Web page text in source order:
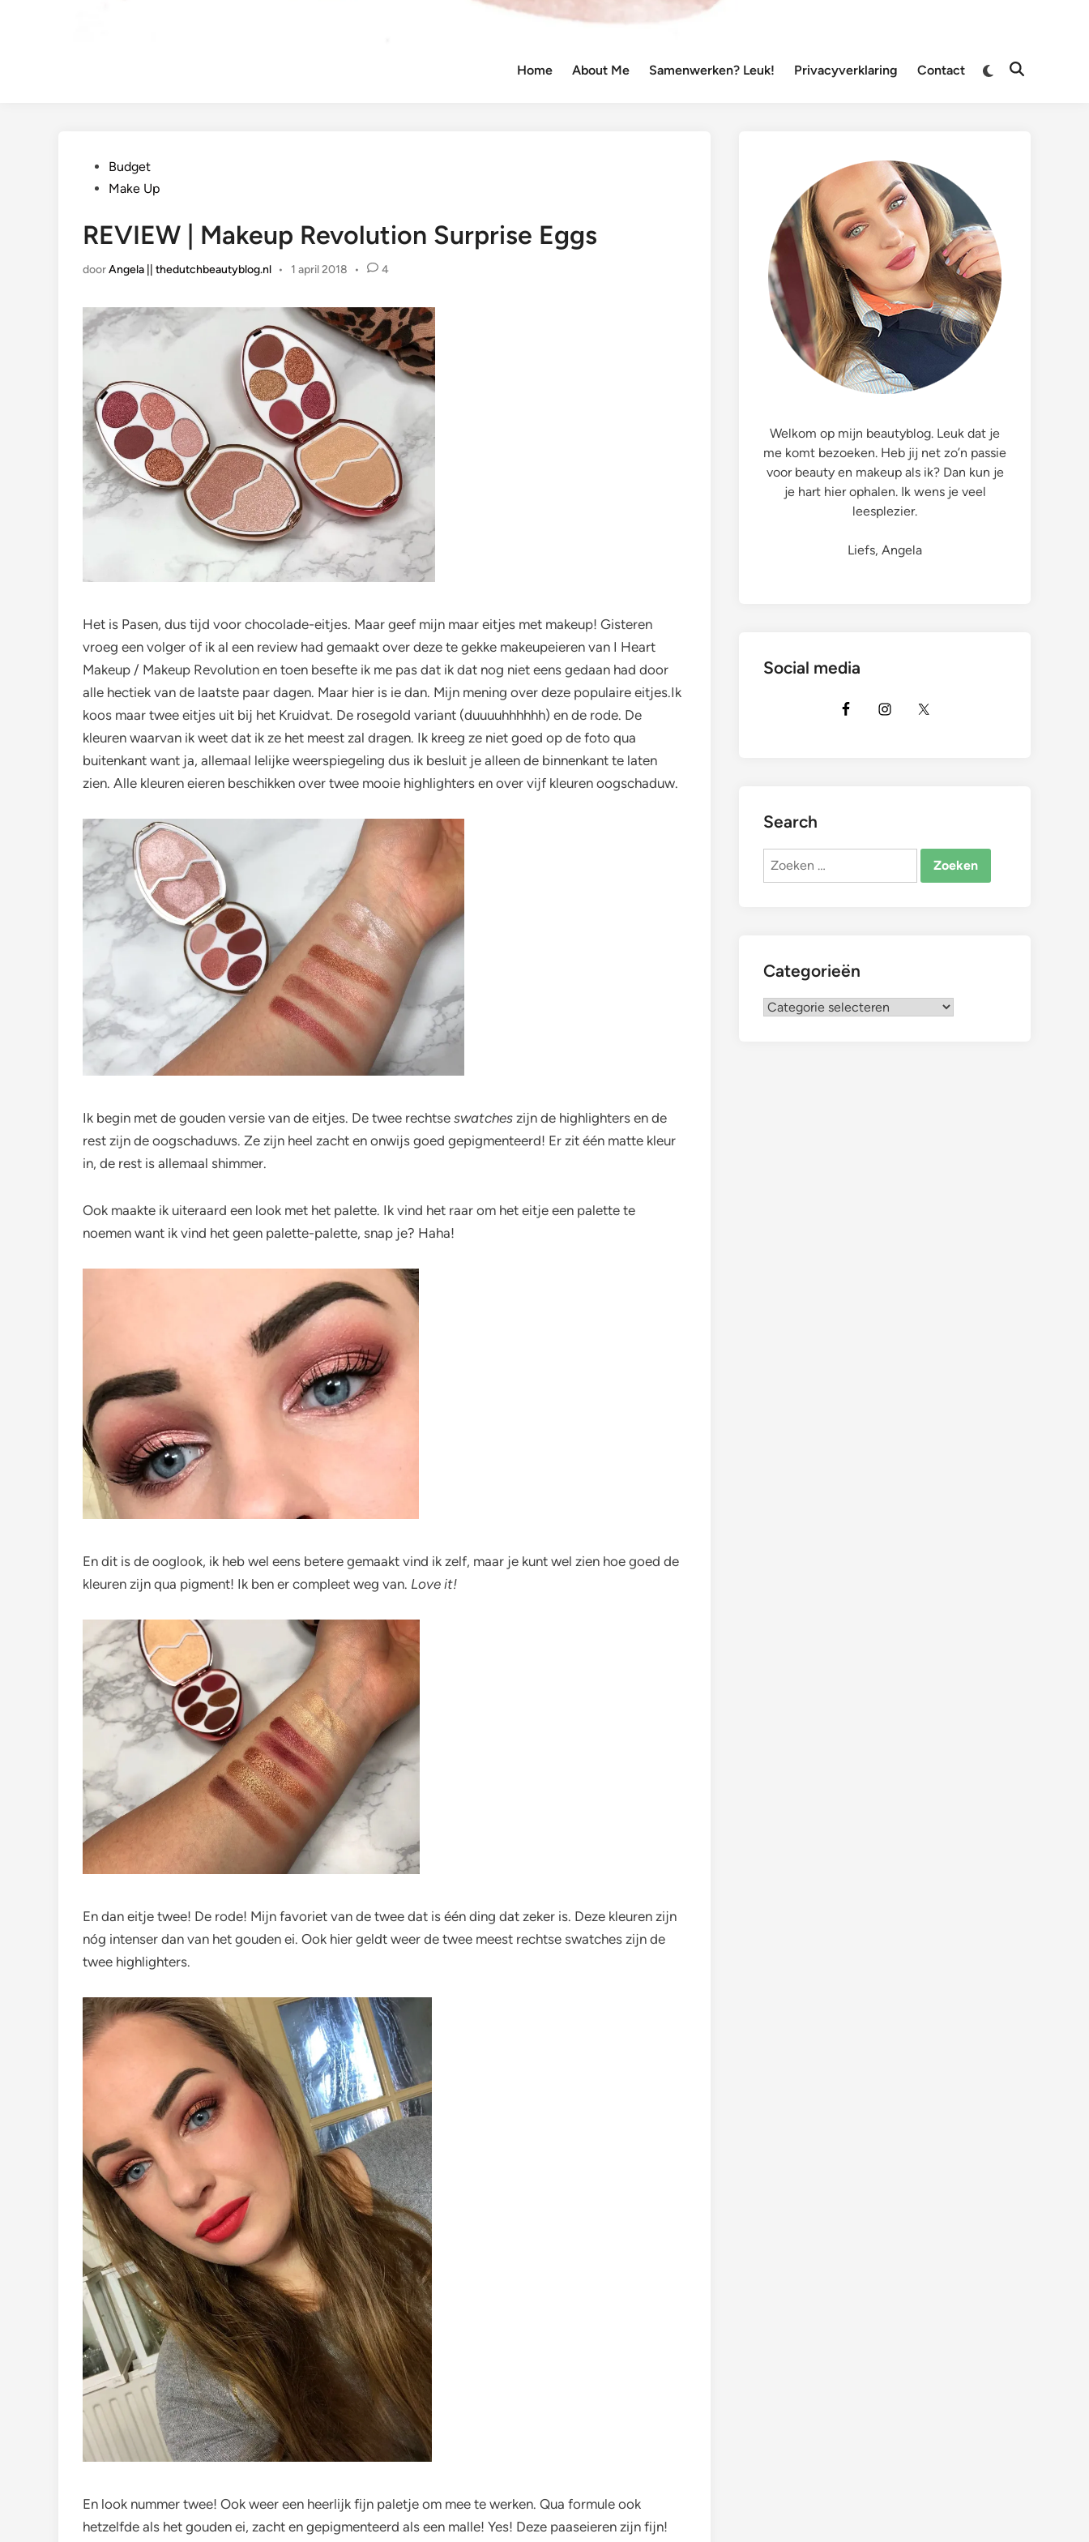
Home About Me Samenwerken? Leuk! Privacyverklaring Contact
Overschakelen
naarZoeken
Geplaatst
Budget
Make Up
REVIEW | Makeup Revolution Surprise Eggs
doorAngela || thedutchbeautyblog.nl • 1 april 2018 • 4
Het is Pasen, dus tijd voor chocolade-eitjes. Maar geef mijn maar eitjes met makeup! Gisteren
vroeg een volger of ik al een review had gemaakt over deze te gekke makeupeieren van I Heart
Makeup / Makeup Revolution en toen besefte ik me pas dat ik dat nog niet eens gedaan had door
alle hectiek van de laatste paar dagen. Maar hier is ie dan. Mijn mening over deze populaire eitjes.Ik
koos maar twee eitjes uit bij het Kruidvat. De rosegold variant (duuuuhhhhhh) en de rode. De
kleuren waarvan ik weet dat ik ze het meest zal dragen. Ik kreeg ze niet goed op de foto qua
buitenkant want ja, allemaal lelijke weerspiegeling dus ik besluit je alleen de binnenkant te laten
zien. Alle kleuren eieren beschikken over twee mooie highlighters en over vijf kleuren oogschaduw.
Ik begin met de gouden versie van de eitjes. De twee rechtse swatches zijn de highlighters en de
rest zijn de oogschaduws. Ze zijn heel zacht en onwijs goed gepigmenteerd! Er zit één matte kleur
in, de rest is allemaal shimmer.
Ook maakte ik uiteraard een look met het palette. Ik vind het raar om het eitje een palette te
noemen want ik vind het geen palette-palette, snap je? Haha!
En dit is de ooglook, ik heb wel eens betere gemaakt vind ik zelf, maar je kunt wel zien hoe goed de
kleuren zijn qua pigment! Ik ben er compleet weg van. Love it!
En dan eitje twee! De rode! Mijn favoriet van de twee dat is één ding dat zeker is. Deze kleuren zijn
nóg intenser dan van het gouden ei. Ook hier geldt weer de twee meest rechtse swatches zijn de
twee highlighters.
En look nummer twee! Ook weer een heerlijk fijn paletje om mee te werken. Qua formule ook
hetzelfde als het gouden ei, zacht en gepigmenteerd als een malle! Yes! Deze paaseieren zijn fijn!
Welkom op mijn beautyblog. Leuk dat je
me komt bezoeken. Heb jij net zo’n passie
voor beauty en makeup als ik? Dan kun je
je hart hier ophalen. Ik wens je veel
leesplezier.
Liefs, Angela
Social media
Search
Zoeken
Categorieën
Categorieën